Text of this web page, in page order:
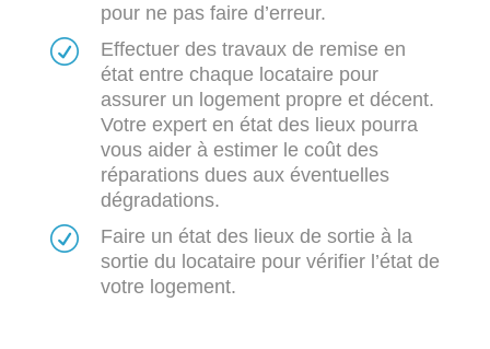
pour ne pas faire d’erreur.
R
Effectuer des travaux de remise en
état entre chaque locataire pour
assurer un logement propre et décent.
Votre expert en état des lieux pourra
vous aider à estimer le coût des
réparations dues aux éventuelles
dégradations.
R
Faire un état des lieux de sortie à la
sortie du locataire pour vérifier l’état de
votre logement.